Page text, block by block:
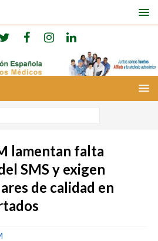
lamentan falta
SMS y exigen
de calidad en